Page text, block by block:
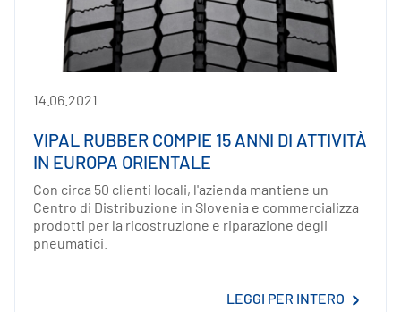
14.06.2021
VIPAL RUBBER COMPIE 15 ANNI DI ATTIVITÀ
IN EUROPA ORIENTALE
Con circa 50 clienti locali, l'azienda mantiene un
Centro di Distribuzione in Slovenia e commercializza
prodotti per la ricostruzione e riparazione degli
pneumatici.
LEGGI PER INTERO